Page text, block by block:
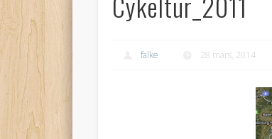
falke 28 mars, 2014